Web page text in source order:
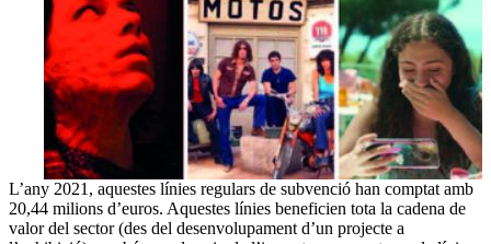
L’any 2021, aquestes línies regulars de subvenció han comptat amb
20,44 milions d’euros. Aquestes línies beneficien tota la cadena de
valor del sector (des del desenvolupament d’un projecte a